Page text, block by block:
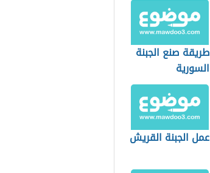
طريقة صنع الجبنة
السورية
عمل الجبنة القريش